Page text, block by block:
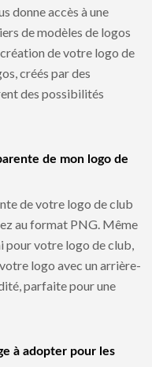
donne accès à une
de modèles de logos
de votre logo de
créés par des
des possibilités
de mon logo de
de votre logo de club
au format PNG. Même
pour votre logo de club,
logo avec un arrière-
parfaite pour une
à adopter pour les